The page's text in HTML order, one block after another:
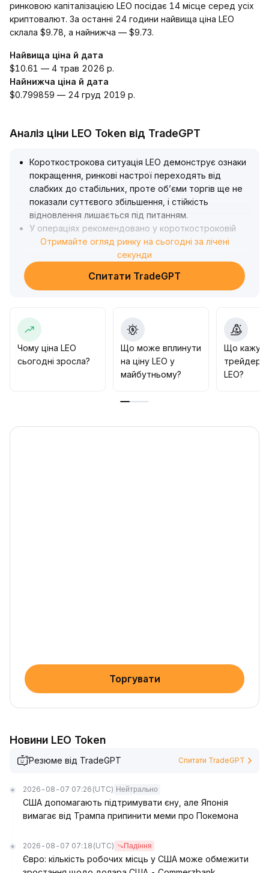
ринковою капіталізацією LEO посідає 14 місце серед усіх
криптовалют. За останні 24 години найвища ціна LEO
склала $9.78, а найнижча — $9.73.
Найвища ціна й дата
$10.61 — 4 трав 2026 р.
Найнижча ціна й дата
$0.799859 — 24 груд 2019 р.
Аналіз ціни LEO Token від TradeGPT
Короткострокова ситуація LEO демонструє ознаки
покращення, ринкові настрої переходять від
слабких до стабільних, проте об’єми торгів ще не
показали суттєвого збільшення, і стійкість
відновлення лишається під питанням.
У операціях рекомендовано у короткостроковій
перспективі стежити за ключовими рівнями
підтримки та змінами об’ємів: якщо відбудеться
прорив тимчасового рівня опору з підвищенням
обсягів (рекомендовано стежити за діапазоном
уникнення ризику коливань і відкату
У середньо- та довгостроковій перспективі LEO
має перевагу опору до падіння завдяки ліквідності
та екологічним стимулам, але треба уважно
слідкувати за змінами макроекономічних та ончейн-
тиск для корекції, варто надавати перевагу
Отримайте огляд ринку на сьогодні за лічені
секунди
Спитати TradeGPT
Чому ціна LEO
сьогодні зросла?
Що може вплинути
на ціну LEO у
майбутньому?
Що
трейдери
LEO?
Торгувати
Новини LEO Token
Резюме від TradeGPT Спитати TradeGPT
2026-08-07 07:26 (UTC) Нейтрально
США допомагають підтримувати єну, але Японія
вимагає від Трампа припинити меми про Покемона
2026-08-07 07:18 (UTC) Падіння
Євро: кількість робочих місць у США може обмежити